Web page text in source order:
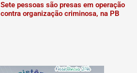
Sete pessoas são presas em operação
contra organização criminosa, na PB